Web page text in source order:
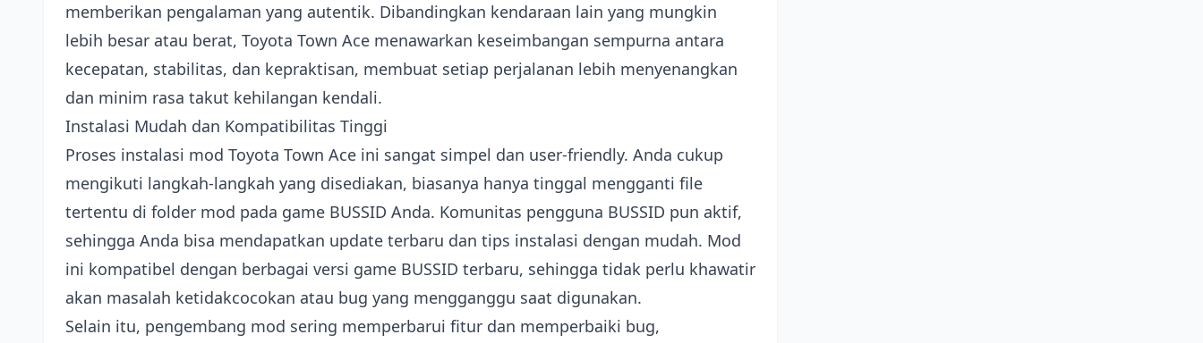
memberikan pengalaman yang autentik. Dibandingkan kendaraan lain yang mungkin
lebih besar atau berat, Toyota Town Ace menawarkan keseimbangan sempurna antara
kecepatan, stabilitas, dan kepraktisan, membuat setiap perjalanan lebih menyenangkan
dan minim rasa takut kehilangan kendali.
Instalasi Mudah dan Kompatibilitas Tinggi
Proses instalasi mod Toyota Town Ace ini sangat simpel dan user-friendly. Anda cukup
mengikuti langkah-langkah yang disediakan, biasanya hanya tinggal mengganti file
tertentu di folder mod pada game BUSSID Anda. Komunitas pengguna BUSSID pun aktif,
sehingga Anda bisa mendapatkan update terbaru dan tips instalasi dengan mudah. Mod
ini kompatibel dengan berbagai versi game BUSSID terbaru, sehingga tidak perlu khawatir
akan masalah ketidakcocokan atau bug yang mengganggu saat digunakan.
Selain itu, pengembang mod sering memperbarui fitur dan memperbaiki bug,